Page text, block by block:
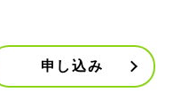
申し込み